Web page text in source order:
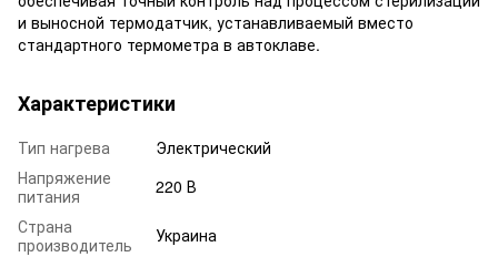
и выносной термодатчик, устанавливаемый вместо
стандартного термометра в автоклаве.
Характеристики
Тип нагрева
Электрический
Напряжение
питания
220 В
Страна
производитель
Украина